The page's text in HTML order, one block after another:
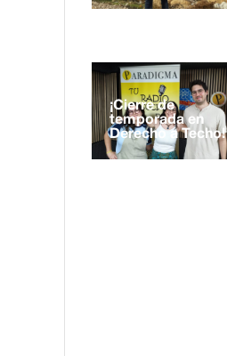
¡Cierre de
temporada en
Derecho a Techo!